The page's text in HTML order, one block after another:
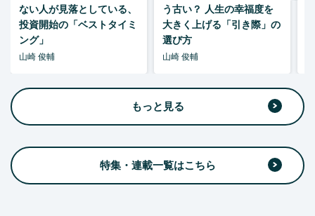
ない人が見落としている、
投資開始の「ベストタイミ
ング」
山崎 俊輔
う古い？ 人生の幸福度を
大きく上げる「引き際」の
選び方
山崎 俊輔
もっと見る
特集・連載一覧はこちら